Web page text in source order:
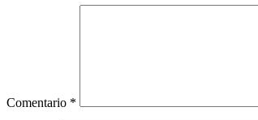
Comentario *